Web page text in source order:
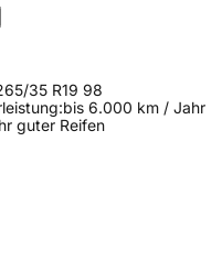
35 R19 98
bis 6.000 km / Jahr
guter Reifen